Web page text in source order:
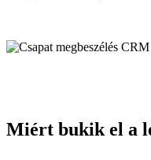
Miért bukik el a